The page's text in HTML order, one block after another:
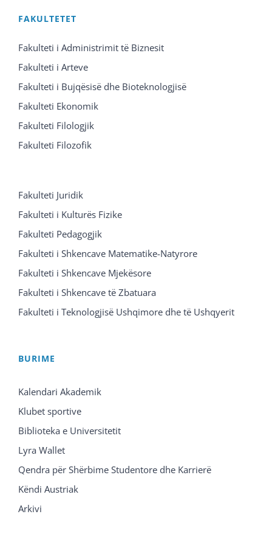
FAKULTETET
Fakulteti i Administrimit të Biznesit
Fakulteti i Arteve
Fakulteti i Bujqësisë dhe Bioteknologjisë
Fakulteti Ekonomik
Fakulteti Filologjik
Fakulteti Filozofik
Fakulteti Juridik
Fakulteti i Kulturës Fizike
Fakulteti Pedagogjik
Fakulteti i Shkencave Matematike-Natyrore
Fakulteti i Shkencave Mjekësore
Fakulteti i Shkencave të Zbatuara
Fakulteti i Teknologjisë Ushqimore dhe të Ushqyerit
BURIME
Kalendari Akademik
Klubet sportive
Biblioteka e Universitetit
Lyra Wallet
Qendra për Shërbime Studentore dhe Karrierë
Këndi Austriak
Arkivi